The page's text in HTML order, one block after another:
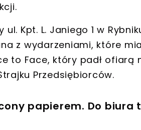
Kpt. L. Janiego 1 w
z wydarzeniami, które
to Face, który padł ofiarą
Przedsiębiorców.
papierem. Do biura